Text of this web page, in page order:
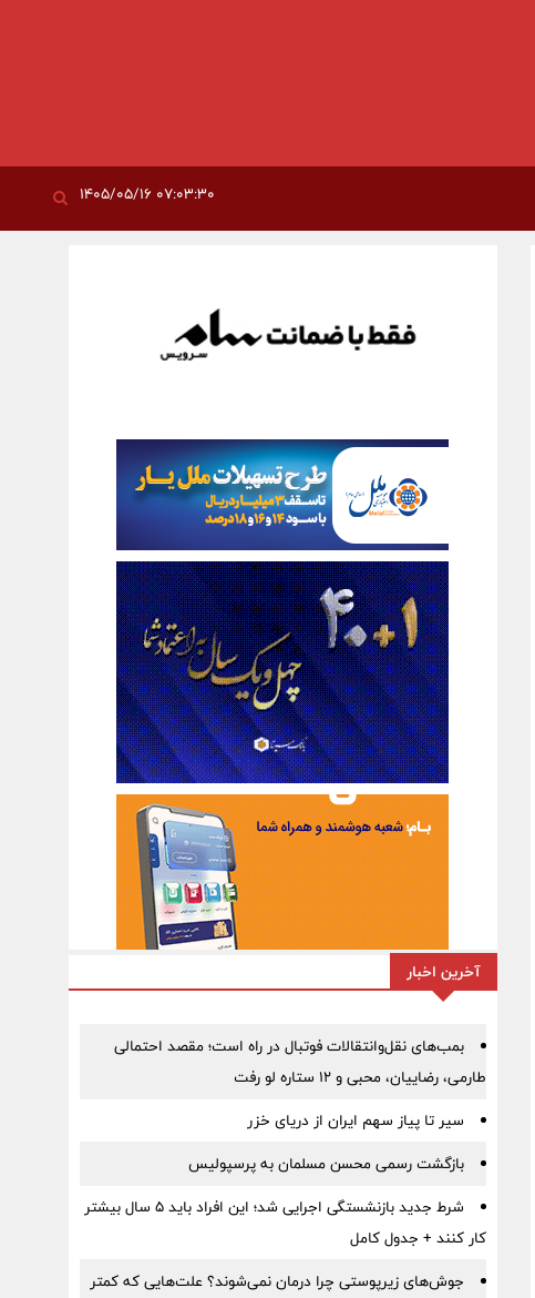
آخرین اخبار
بمب‌های نقل‌وانتقالات فوتبال در راه است؛ مقصد احتمالی
طارمی، رضاییان، محبی و ۱۲ ستاره لو رفت
سیر تا پیاز سهم ایران از دریای خزر
بازگشت رسمی محسن مسلمان به پرسپولیس
شرط جدید بازنشستگی اجرایی شد؛ این افراد باید ۵ سال بیشتر
کار کنند + جدول کامل
جوش‌های زیرپوستی چرا درمان نمی‌شوند؟ علت‌هایی که کمتر